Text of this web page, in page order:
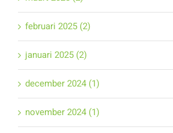
februari 2025 (2)
januari 2025 (2)
december 2024 (1)
november 2024 (1)